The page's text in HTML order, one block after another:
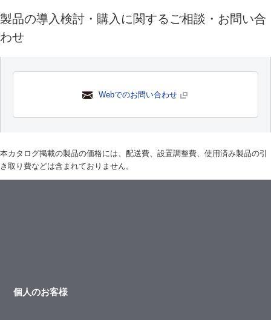
製品の導入検討・購入に関するご相談・お問い合
わせ
Webでのお問い合わせ
本カタログ掲載の製品の価格には、配送費、設置調整費、使用済み製品の引
き取り費などは含まれておりません。
個人のお客様